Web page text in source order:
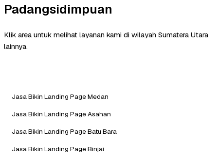
Padangsidimpuan
Klik area untuk melihat layanan kami di wilayah Sumatera Utara
lainnya.
Jasa Bikin Landing Page Medan
Jasa Bikin Landing Page Asahan
Jasa Bikin Landing Page Batu Bara
Jasa Bikin Landing Page Binjai